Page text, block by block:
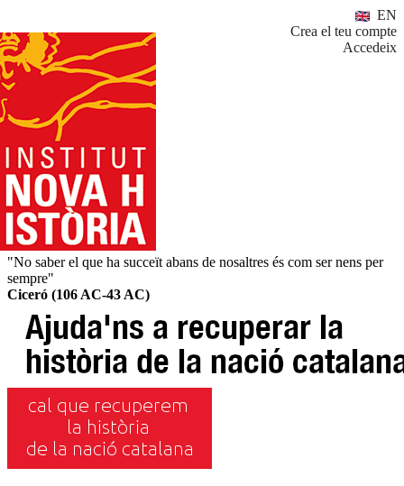
EN
Crea el teu compte
Accedeix
"No saber el que ha succeït abans de nosaltres és com ser nens per
sempre"
Ciceró (106 AC-43 AC)